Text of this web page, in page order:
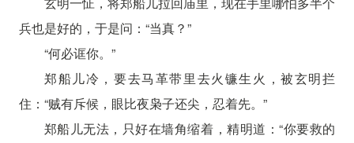
兵也是好的，于是问：“当真？”
“何必诓你。”
郑船儿冷，要去马革带里去火镰生火，被玄明拦
住：“贼有斥候，眼比夜枭子还尖，忍着先。”
郑船儿无法，只好在墙角缩着，精明道：“你要救的